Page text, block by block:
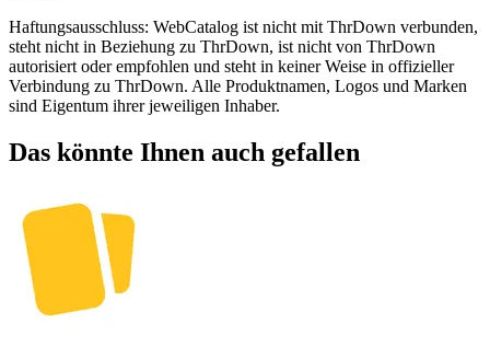
Haftungsausschluss: WebCatalog ist nicht mit ThrDown verbunden,
steht nicht in Beziehung zu ThrDown, ist nicht von ThrDown
autorisiert oder empfohlen und steht in keiner Weise in offizieller
Verbindung zu ThrDown. Alle Produktnamen, Logos und Marken
sind Eigentum ihrer jeweiligen Inhaber.
Das könnte Ihnen auch gefallen